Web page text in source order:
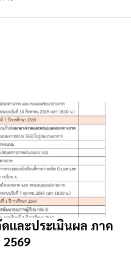
และประเมินผล ภาค